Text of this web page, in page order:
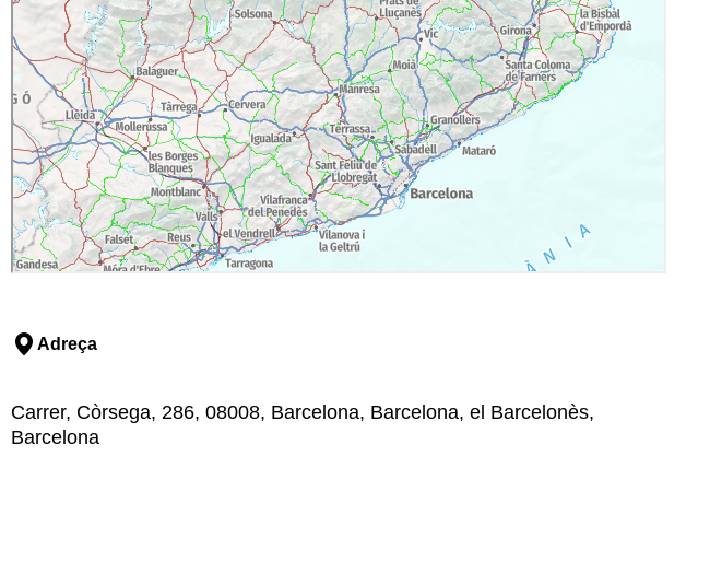
Adreça
Carrer, Còrsega, 286, 08008, Barcelona, Barcelona, el Barcelonès,
Barcelona